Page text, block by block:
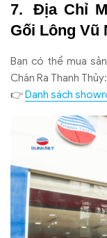
Địa Chỉ
Gối Lông Vũ
Bạn có thể mua
Chăn Ra Thanh Thủy:
👉 Danh sách